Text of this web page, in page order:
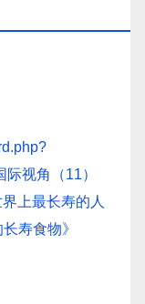
际视角（11）
上最长寿的人
寿食物》